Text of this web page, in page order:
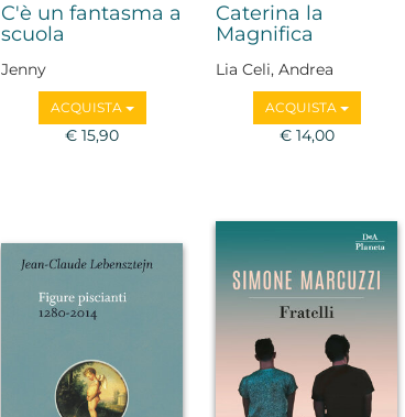
C'è un fantasma a
scuola
Jenny
ACQUISTA
€ 15,90
Caterina la
Magnifica
Lia Celi, Andrea
Santangelo
ACQUISTA
€ 14,00